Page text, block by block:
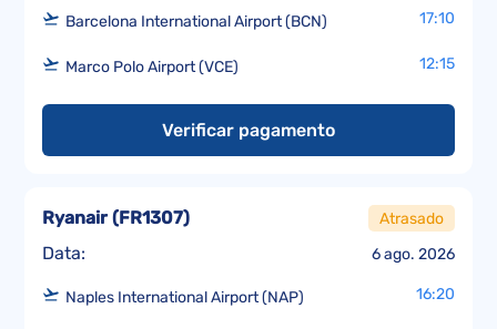
Barcelona International Airport (BCN) 17:10
Marco Polo Airport (VCE) 12:15
Verificar pagamento
Data: 6 ago. 2026
Ryanair(FR1307) Atrasado
Naples International Airport (NAP) 16:20